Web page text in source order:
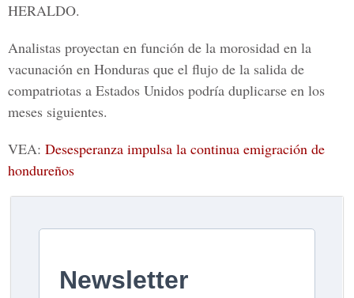
HERALDO.
Analistas proyectan en función de la morosidad en la
vacunación en Honduras que el flujo de la salida de
compatriotas a Estados Unidos podría duplicarse en los
meses siguientes.
VEA: Desesperanza impulsa la continua emigración de
hondureños